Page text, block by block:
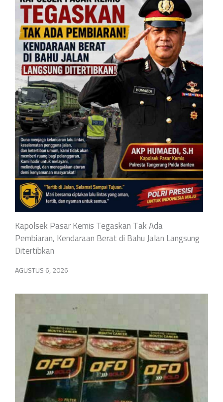
Kapolsek Pasar Kemis Tegaskan Tak Ada
Pembiaran, Kendaraan Berat di Bahu Jalan Langsung
Ditertibkan
AGUSTUS 6, 2026